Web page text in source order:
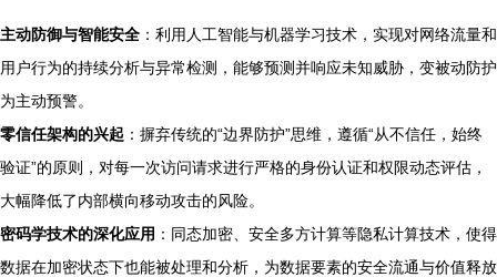
主动防御与智能安全 ：利用人工智能与机器学习技术，实现对网络流量和
用户行为的持续分析与异常检测，能够预测并响应未知威胁，变被动防护
为主动预警。
零信任架构的兴起 ：摒弃传统的“边界防护”思维，遵循“从不信任，始终
验证”的原则，对每一次访问请求进行严格的身份认证和权限动态评估，
大幅降低了内部横向移动攻击的风险。
密码学技术的深化应用 ：同态加密、安全多方计算等隐私计算技术，使得
数据在加密状态下也能被处理和分析，为数据要素的安全流通与价值释放